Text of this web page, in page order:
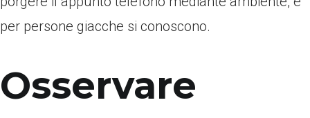
per persone giacche si conoscono.
Osservare